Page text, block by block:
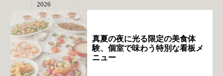
2026
真夏の夜に光る限定の美食体
験、個室で味わう特別な看板メ
ニュー